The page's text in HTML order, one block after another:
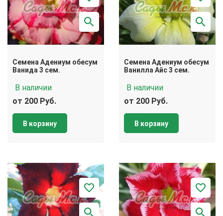
Семена Адениум обесум
Ванида 3 сем.
В наличии
от 200 Руб.
В корзину
Семена Адениум обесум
Ванилла Айс 3 сем.
В наличии
от 200 Руб.
В корзину